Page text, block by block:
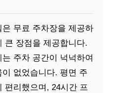
무료 주차장을 제공하
큰 장점을 제공합니다.
주차 공간이 넉넉하여
없었습니다. 평면 주
편리했으며, 24시간 프